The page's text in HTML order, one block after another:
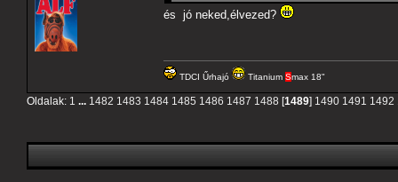
és jó neked,élvezed?
TDCI Űrhajó Titanium Smax 18"
Oldalak: 1 ... 1482 1483 1484 1485 1486 1487 1488 [1489] 1490 1491 1492